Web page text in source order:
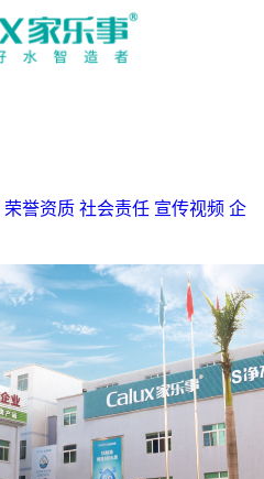
荣誉资质 社会责任 宣传视频 企